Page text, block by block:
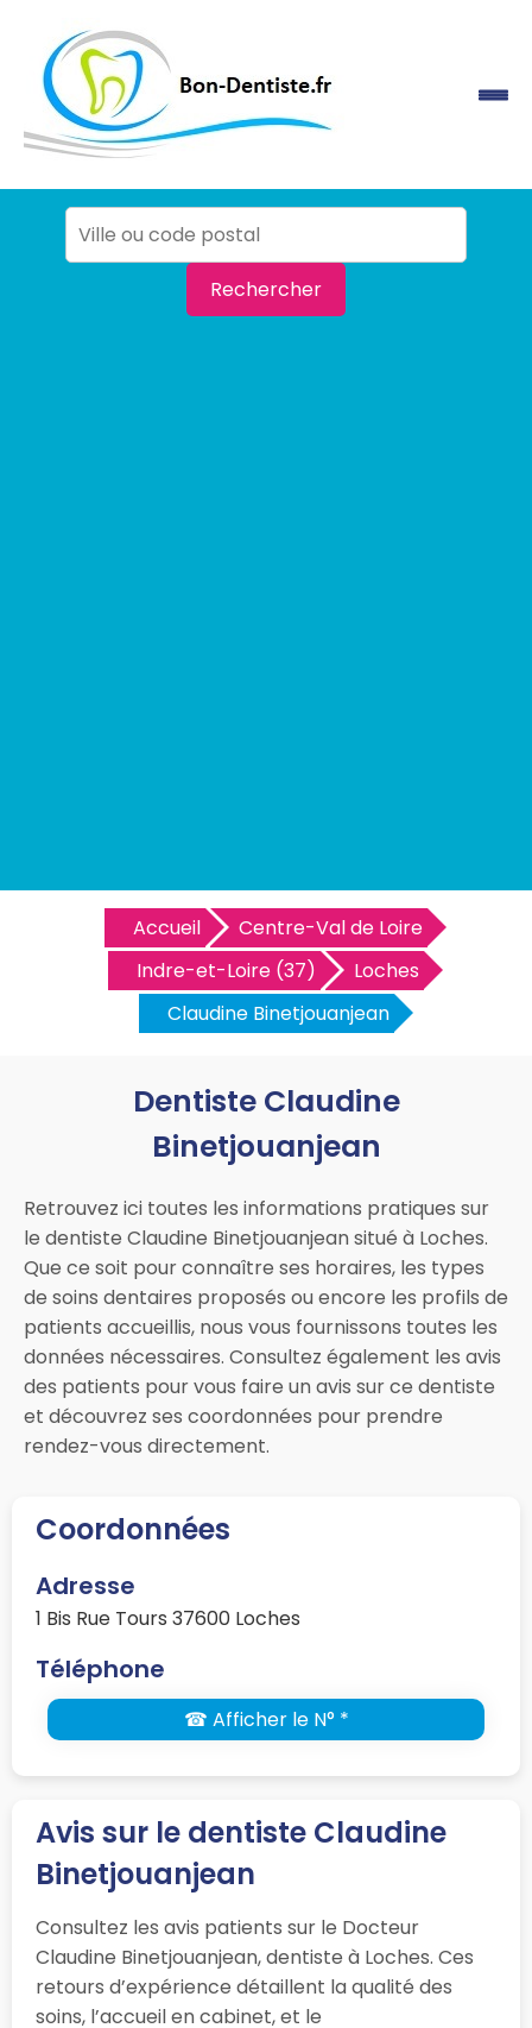
Rechercher
Accueil
Centre-Val de Loire
Indre-et-Loire (37)
Loches
Claudine Binetjouanjean
Dentiste Claudine
Binetjouanjean
Retrouvez ici toutes les informations pratiques sur
le dentiste Claudine Binetjouanjean situé à Loches.
Que ce soit pour connaître ses horaires, les types
de soins dentaires proposés ou encore les profils de
patients accueillis, nous vous fournissons toutes les
données nécessaires. Consultez également les avis
des patients pour vous faire un avis sur ce dentiste
et découvrez ses coordonnées pour prendre
rendez-vous directement.
Coordonnées
Adresse
1 Bis Rue Tours 37600 Loches
Téléphone
☎ Afficher le N° *
Avis sur le dentiste Claudine
Binetjouanjean
Consultez les avis patients sur le Docteur
Claudine Binetjouanjean, dentiste à Loches. Ces
retours d’expérience détaillent la qualité des
soins, l’accueil en cabinet, et le